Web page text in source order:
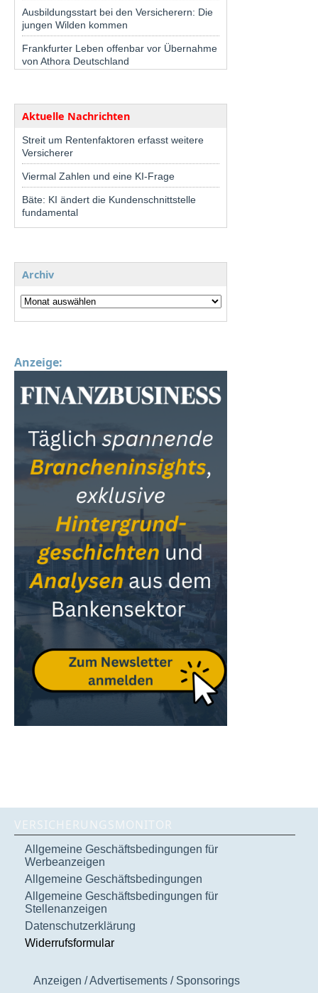
Ausbildungsstart bei den Versicherern: Die
jungen Wilden kommen
Frankfurter Leben offenbar vor Übernahme
von Athora Deutschland
Aktuelle Nachrichten
Streit um Rentenfaktoren erfasst weitere
Versicherer
Viermal Zahlen und eine KI-Frage
Bäte: KI ändert die Kundenschnittstelle
fundamental
Archiv
Anzeige:
VERSICHERUNGSMONITOR
Allgemeine Geschäftsbedingungen für
Werbeanzeigen
Allgemeine Geschäftsbedingungen
Allgemeine Geschäftsbedingungen für
Stellenanzeigen
Datenschutzerklärung
Widerrufsformular
Anzeigen / Advertisements / Sponsorings